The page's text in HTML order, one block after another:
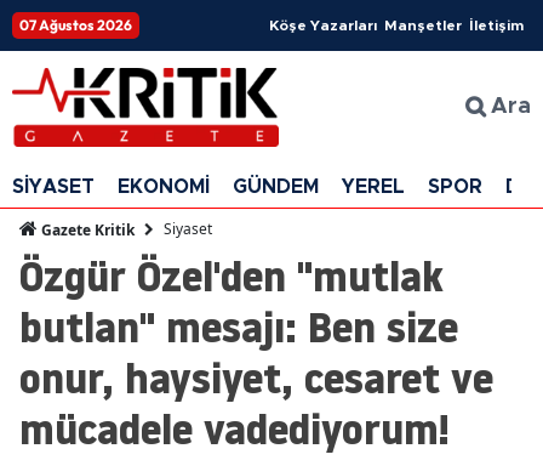
07 Ağustos 2026 Köşe Yazarları Manşetler İletişim
Ara
SİYASET EKONOMİ GÜNDEM YEREL SPOR
Gazete Kritik Siyaset
Özgür Özel'den "mutlak
butlan" mesajı: Ben size
onur, haysiyet, cesaret ve
mücadele vadediyorum!